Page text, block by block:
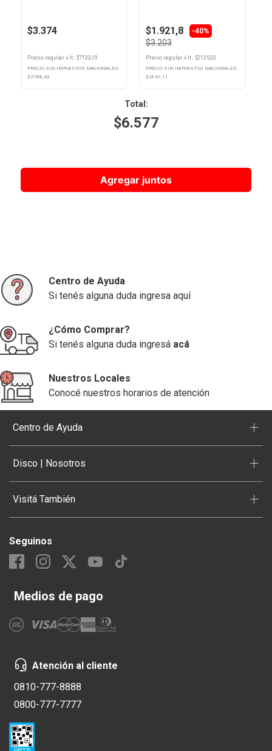
$3.374
Precio regular x lt. : $7133,19
PRECIO SIN IMPUESTOS NACIONALES:
$ 2788,43
$1.921,8 -40%
$3.203
Precio regularx lt. : $2135,33
PRECIO SIN IMPUESTOS NACIONALES:
$ 2647,11
Total :
$6.577
Agregar juntos
Centro de Ayuda
Si tenés alguna duda ingresa aquí
¿Cómo Comprar?
Si tenés alguna duda ingresá acá
Nuestros Locales
Conocé nuestros horarios de atención
Centro de Ayuda +
Disco | Nosotros +
Visitá También +
Seguinos
Medios de pago
Atención al cliente
0810-777-8888
0800-777-7777